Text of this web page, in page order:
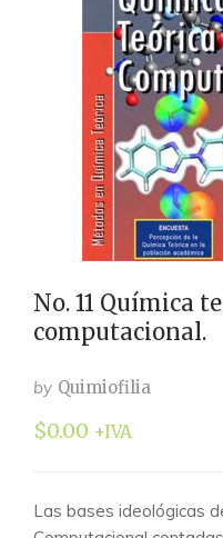
No. 11 Química
computacional.
by Quimiofilia
$0.00 +IVA
Las bases ideológicas